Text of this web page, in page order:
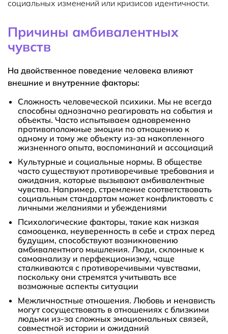
социальных изменений или кризисов идентичности.
Причины амбивалентных
чувств
На двойственное поведение человека влияют
внешние и внутренние факторы:
Сложность человеческой психики. Мы не всегда
способны однозначно реагировать на события и
объекты. Часто испытываем одновременно
противоположные эмоции по отношению к
одному и тому же объекту из-за накопленного
жизненного опыта, воспоминаний и ассоциаций
Культурные и социальные нормы. В обществе
часто существуют противоречивые требования и
ожидания, которые вызывают амбивалентные
чувства. Например, стремление соответствовать
социальным стандартам может конфликтовать с
личными желаниями и убеждениями
Психологические факторы, такие как низкая
самооценка, неуверенность в себе и страх перед
будущим, способствуют возникновению
амбивалентного мышления. Люди, склонные к
самоанализу и перфекционизму, чаще
сталкиваются с противоречивыми чувствами,
поскольку они стремятся учитывать все
возможные аспекты ситуации
Межличностные отношения. Любовь и ненависть
могут сосуществовать в отношениях с близкими
людьми из-за сложных эмоциональных связей,
совместной истории и ожиданий